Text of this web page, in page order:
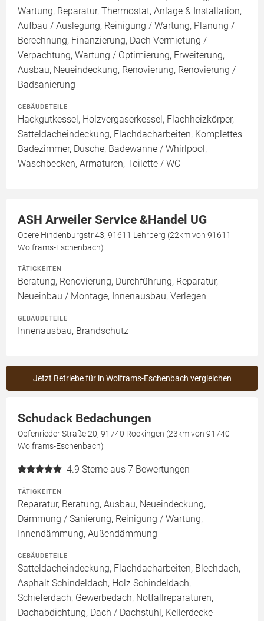
Wartung, Reparatur, Thermostat, Anlage & Installation,
Aufbau / Auslegung, Reinigung / Wartung, Planung /
Berechnung, Finanzierung, Dach Vermietung /
Verpachtung, Wartung / Optimierung, Erweiterung,
Ausbau, Neueindeckung, Renovierung, Renovierung /
Badsanierung
GEBÄUDETEILE
Hackgutkessel, Holzvergaserkessel, Flachheizkörper,
Satteldacheindeckung, Flachdacharbeiten, Komplettes
Badezimmer, Dusche, Badewanne / Whirlpool,
Waschbecken, Armaturen, Toilette / WC
ASH Arweiler Service &Handel UG
Obere Hindenburgstr.43, 91611 Lehrberg (22km von 91611
Wolframs-Eschenbach)
TÄTIGKEITEN
Beratung, Renovierung, Durchführung, Reparatur,
Neueinbau / Montage, Innenausbau, Verlegen
GEBÄUDETEILE
Innenausbau, Brandschutz
Jetzt Betriebe für in Wolframs-Eschenbach vergleichen
Schudack Bedachungen
Opfenrieder Straße 20, 91740 Röckingen (23km von 91740
Wolframs-Eschenbach)
4.9 Sterne aus 7 Bewertungen
TÄTIGKEITEN
Reparatur, Beratung, Ausbau, Neueindeckung,
Dämmung / Sanierung, Reinigung / Wartung,
Innendämmung, Außendämmung
GEBÄUDETEILE
Satteldacheindeckung, Flachdacharbeiten, Blechdach,
Asphalt Schindeldach, Holz Schindeldach,
Schieferdach, Gewerbedach, Notfallreparaturen,
Dachabdichtung, Dach / Dachstuhl, Kellerdecke